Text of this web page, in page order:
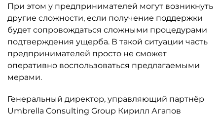
При этом у предпринимателей могут возникнуть
другие сложности, если получение поддержки
будет сопровождаться сложными процедурами
подтверждения ущерба. В такой ситуации часть
предпринимателей просто не сможет
оперативно воспользоваться предлагаемыми
мерами.
Генеральный директор, управляющий партнёр
Umbrella Consulting Group Кирилл Агапов